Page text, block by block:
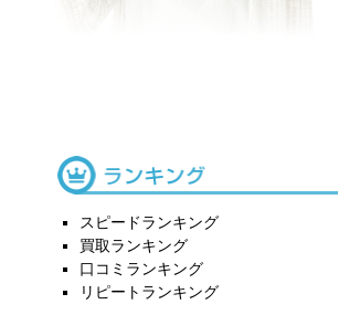
スピードランキング
買取ランキング
口コミランキング
リピートランキング